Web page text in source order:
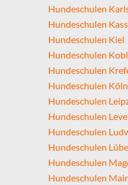
Hundeschulen
Hundeschulen
Hundeschulen Kiel
Hundeschulen
Hundeschulen
Hundeschulen Köln
Hundeschulen
Hundeschulen
Hundeschulen
Hundeschulen
Hundeschulen
Hundeschulen